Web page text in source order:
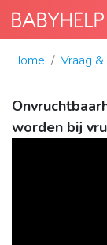
Home Vraag
worden bij